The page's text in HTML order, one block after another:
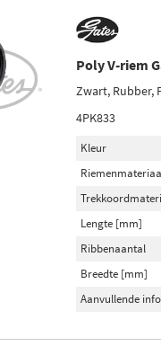
Poly V-riem
Zwart, Rubber,
4PK833
Kleur
Lengte [mm]
Ribbenaantal
Breedte [mm]
Aanvullende